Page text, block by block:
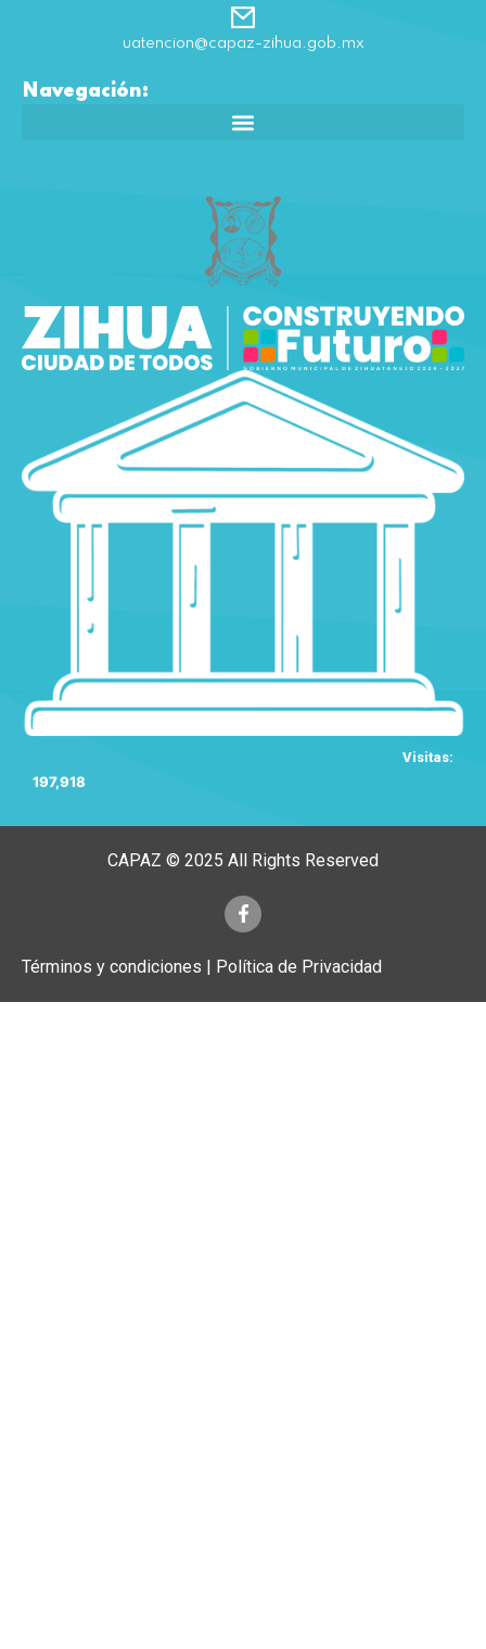
uatencion@capaz-zihua.gob.mx
Navegación:
Visitas:
197,918
CAPAZ © 2025 All Rights Reserved
Términos y condiciones | Política de Privacidad